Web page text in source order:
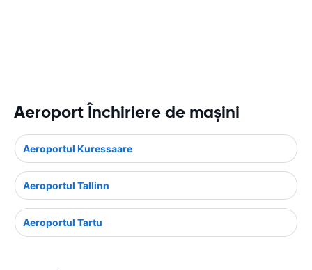
Aeroport Închiriere de maşini
Aeroportul Kuressaare
Aeroportul Tallinn
Aeroportul Tartu